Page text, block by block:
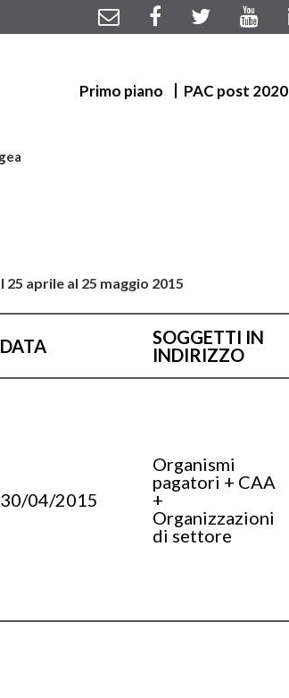
Primo piano PAC post 2020
aprile al 25 maggio 2015
DATA
SOGGETTI IN
INDIRIZZO
30/04/2015
Organismi
pagatori + CAA
+
Organizzazioni
di settore